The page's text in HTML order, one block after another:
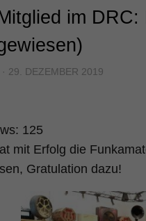
im
· 29. DEZEMBER 2019
125
mit Erfolg die
Gratulation dazu!